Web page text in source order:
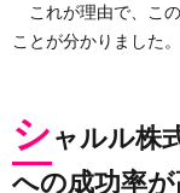
これが理由で、こ
ことが分かりました。
シャルル株
への成功率